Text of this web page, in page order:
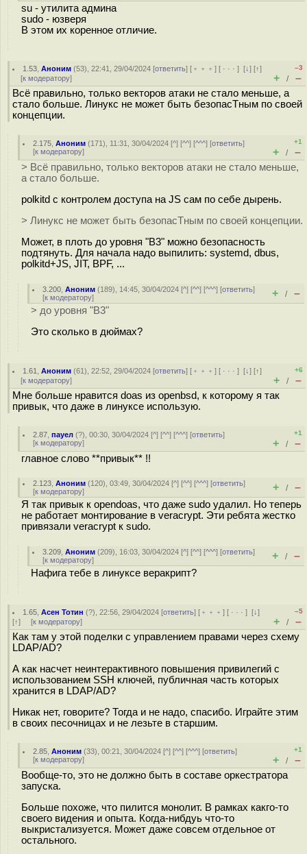
su - утилита админа
sudo - юзверя
В этом их коренное отличие.
1.53 ,Аноним (53), 22:41, 29/04/2024 [ответить] [ ﹢﹢﹢] [ · · ·][↓] [↑]
[к модератору]
–3
+ / –
Всё правильно, только векторов атаки не стало меньше, а
стало больше. Линукс не может быть безопасТным по своей
концепции.
2.175 ,Аноним (171), 11:31, 30/04/2024 [^] [^^] [^^^] [ответить]
[к модератору]
+1
+ / –
> Всё правильно, только векторов атаки не стало меньше,
а стало больше.
polkitd c контролем доступа на JS сам по себе дырень.
> Линукс не может быть безопасТным по своей концепции.
Может, в плоть до уровня "B3" можно безопасность
подтянуть. Для начала надо выпилить: systemd, dbus,
polkitd+JS, JIT, BPF, ...
3.200 ,Аноним (189), 14:45, 30/04/2024 [^] [^^] [^^^] [ответить]
[к модератору] + / –
> до уровня "B3"
Это сколько в дюймах?
1.61 ,Аноним (61), 22:52, 29/04/2024 [ответить] [ ﹢﹢﹢] [ · · ·][↓] [↑]
[к модератору]
+6
+ / –
Мне больше нравится doas из openbsd, к которому я так
привык, что даже в линуксе использую.
2.87 ,пауел (?), 00:30, 30/04/2024 [^] [^^] [^^^] [ответить]
[к модератору]
+1
+ / –
главное слово **привык** !!
2.123 ,Аноним (120), 03:49, 30/04/2024 [^] [^^] [^^^] [ответить]
[к модератору] + / –
Я так привык к opendoas, что даже sudo удалил. Но теперь
не работает монтирование в veracrypt. Эти ребята жестко
привязали veracrypt к sudo.
3.209 ,Аноним (209), 16:03, 30/04/2024 [^] [^^] [^^^] [ответить]
[к модератору] + / –
Нафига тебе в линуксе веракрипт?
1.65 ,Асен Тотин (?), 22:56, 29/04/2024 [ответить] [ ﹢﹢﹢] [ · · ·][↓]
[↑] [к модератору]
–5
+ / –
Как там у этой поделки с управлением правами через схему
LDAP/AD?
А как насчет неинтерактивного повышения привилегий с
использованием SSH ключей, публичная часть которых
хранится в LDAP/AD?
Никак нет, говорите? Тогда и не надо, спасибо. Играйте этим
в своих песочницах и не лезьте в старшим.
2.85 ,Аноним (33), 00:21, 30/04/2024 [^] [^^] [^^^] [ответить]
[к модератору]
+1
+ / –
Вообще-то, это не должно быть в составе оркестратора
запуска.
Больше похоже, что пилится монолит. В рамках какго-то
своего видения и опыта. Когда-нибдуь что-то
выкристализуется. Может даже совсем отдельное от
остального.